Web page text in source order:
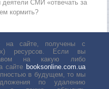
СМИ «отвечать за
кормить?
на сайте, получены с
ресурсов. Если вы
на какую либо
сайте booksonline.com.ua
в будущем, то мы
по удалению